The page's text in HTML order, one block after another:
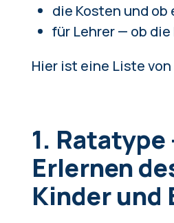
die Kosten und
für Lehrer — ob
Hier ist eine Liste
1.
Erlernen
Kinder und